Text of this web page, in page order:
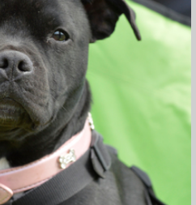
JAGTHUND
GØR SJÆLDENT